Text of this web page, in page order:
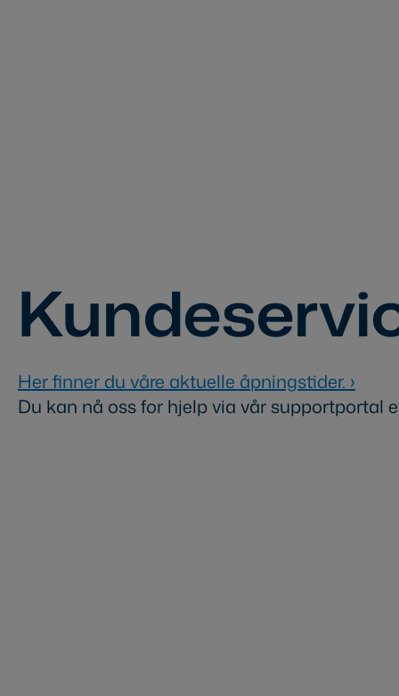
Her finner du våre aktuelle åpningstider. ›
Du kan nå oss for hjelp via vår supportportal